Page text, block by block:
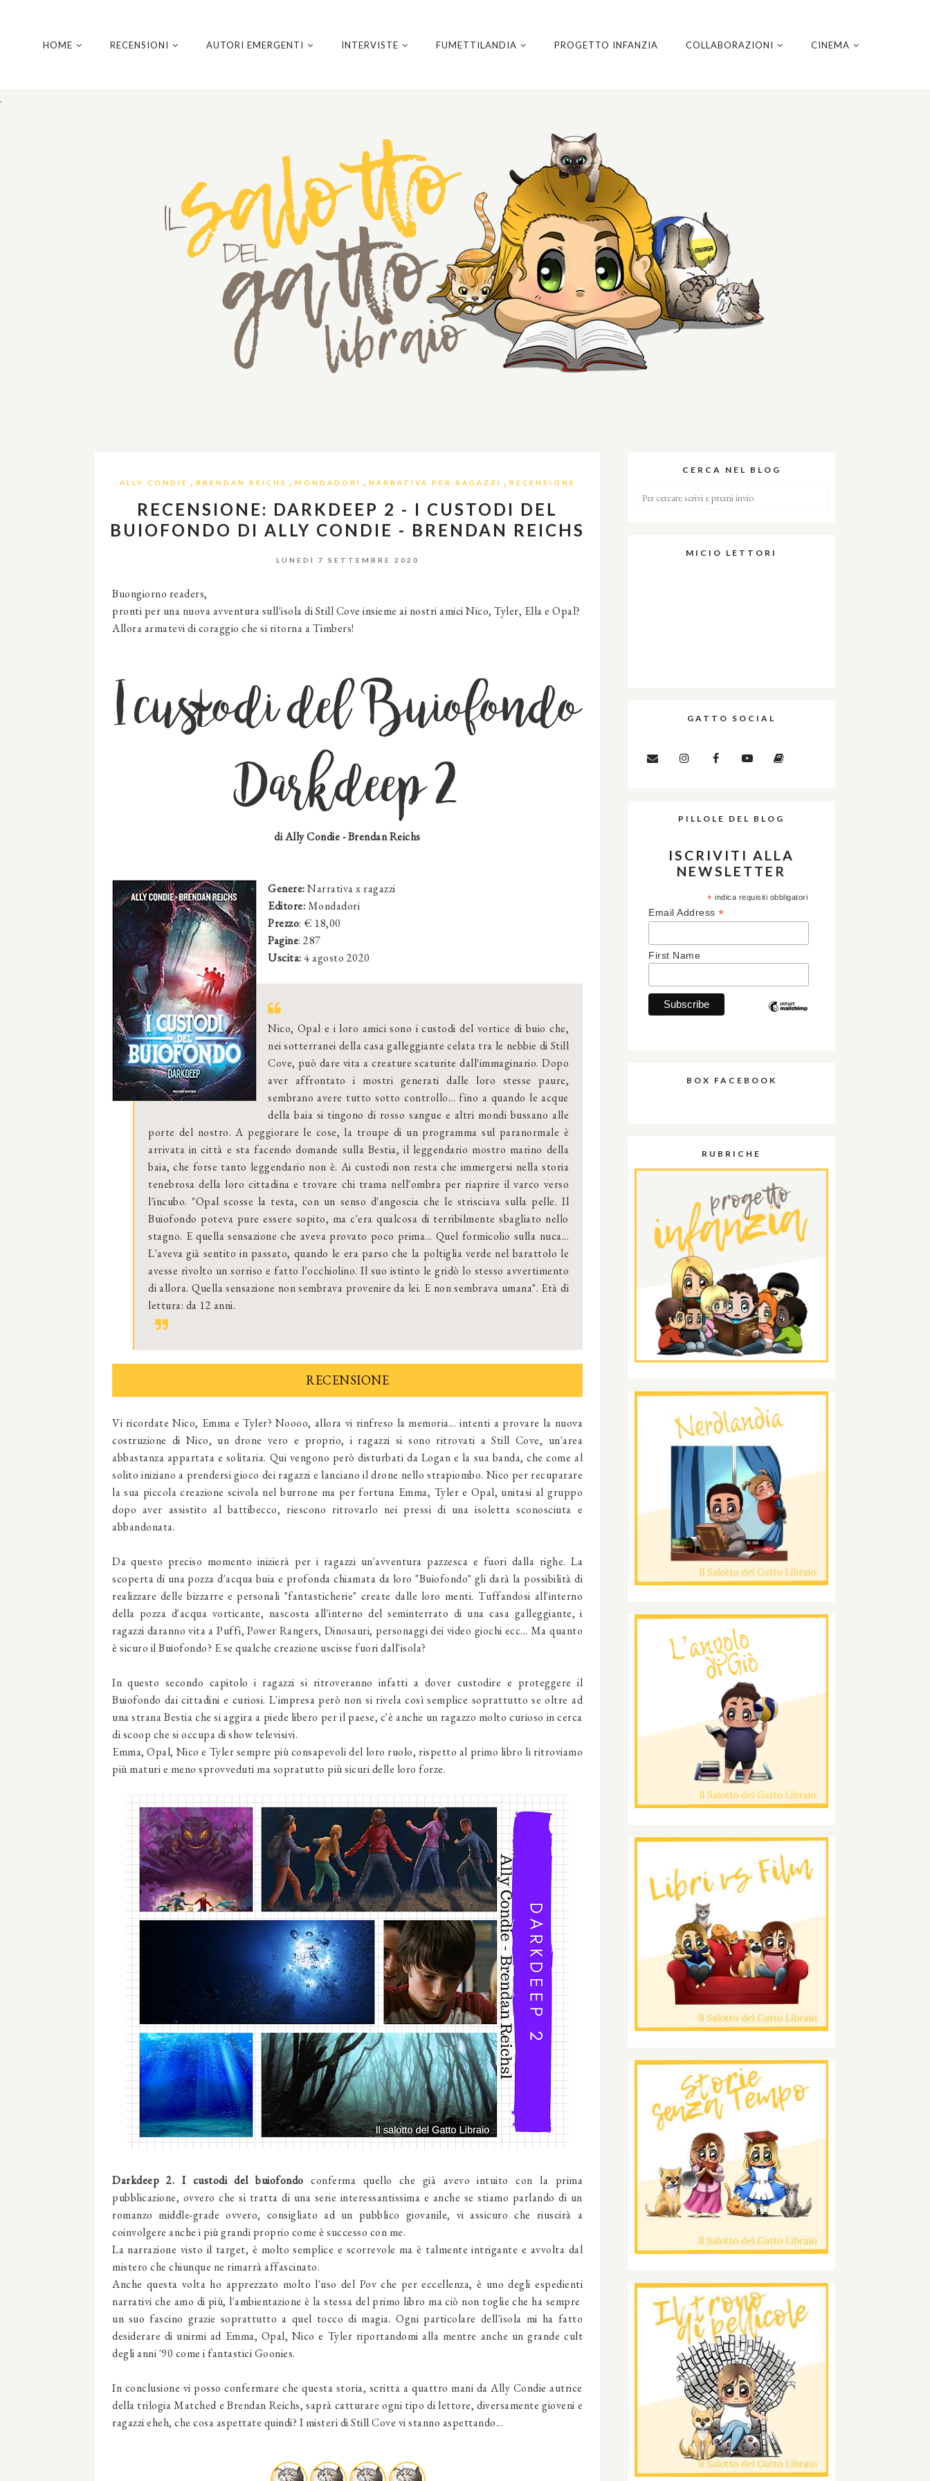
.
HOME RECENSIONI AUTORI EMERGENTI INTERVISTE FUMETTILANDIA PROGETTO INFANZIA COLLABORAZIONI CINEMA
ALLY CONDIE , BRENDAN REICHS , MONDADORI , NARRATIVA PER RAGAZZI , RECENSIONE
RECENSIONE: DARKDEEP 2 - I CUSTODI DEL
BUIOFONDO DI ALLY CONDIE - BRENDAN REICHS
LUNEDÌ 7 SETTEMBRE 2020
Buongiorno readers,
pronti per una nuova avventura sull'isola di Still Cove insieme ai nostri amici Nico, Tyler, Ella e Opal?
Allora armatevi di coraggio che si ritorna a Timbers!
I custodi del Buiofondo
Darkdeep 2
di Ally Condie - Brendan Reichs
Genere:Narrativa x ragazzi
Editore:Mondadori
Prezzo: € 18,00
Pagine: 287
Uscita:4 agosto 2020
Nico, Opal e i loro amici sono i custodi del vortice di buio che,
nei sotterranei della casa galleggiante celata tra le nebbie di Still
Cove, può dare vita a creature scaturite dall'immaginario. Dopo
aver affrontato i mostri generati dalle loro stesse paure,
sembrano avere tutto sotto controllo... fino a quando le acque
della baia si tingono di rosso sangue e altri mondi bussano alle
porte del nostro. A peggiorare le cose, la troupe di un programma sul paranormale è
arrivata in città e sta facendo domande sulla Bestia, il leggendario mostro marino della
baia, che forse tanto leggendario non è. Ai custodi non resta che immergersi nella storia
tenebrosa della loro cittadina e trovare chi trama nell'ombra per riaprire il varco verso
l'incubo. "Opal scosse la testa, con un senso d'angoscia che le strisciava sulla pelle. Il
Buiofondo poteva pure essere sopito, ma c'era qualcosa di terribilmente sbagliato nello
stagno. E quella sensazione che aveva provato poco prima... Quel formicolio sulla nuca...
L'aveva già sentito in passato, quando le era parso che la poltiglia verde nel barattolo le
avesse rivolto un sorriso e fatto l'occhiolino. Il suo istinto le gridò lo stesso avvertimento
di allora. Quella sensazione non sembrava provenire da lei. E non sembrava umana". Età di
lettura: da 12 anni.
RECENSIONE
Vi ricordate Nico, Emma e Tyler? Noooo, allora vi rinfreso la memoria... intenti a provare la nuova
costruzione di Nico, un drone vero e proprio, i ragazzi si sono ritrovati a Still Cove, un'area
abbastanza appartata e solitaria. Qui vengono però disturbati da Logan e la sua banda, che come al
solito iniziano a prendersi gioco dei ragazzi e lanciano il drone nello strapiombo. Nico per recuparare
la sua piccola creazione scivola nel burrone ma per fortuna Emma, Tyler e Opal, unitasi al gruppo
dopo aver assistito al battibecco, riescono ritrovarlo nei pressi di una isoletta sconosciuta e
abbandonata.
Da questo preciso momento inizierà per i ragazzi un'avventura pazzesca e fuori dalla righe. La
scoperta di una pozza d'acqua buia e profonda chiamata da loro "Buiofondo" gli darà la possibilità di
realizzare delle bizzarre e personali "fantasticherie" create dalle loro menti. Tuffandosi all'interno
della pozza d'acqua vorticante, nascosta all'interno del seminterrato di una casa galleggiante, i
ragazzi daranno vita a Puffi, Power Rangers, Dinosauri, personaggi dei video giochi ecc... Ma quanto
è sicuro il Buiofondo? E se qualche creazione uscisse fuori dall'isola?
In questo secondo capitolo i ragazzi si ritroveranno infatti a dover custodire e proteggere il
Buiofondo dai cittadini e curiosi. L'impresa però non si rivela così semplice soprattutto se oltre ad
una strana Bestia che si aggira a piede libero per il paese, c'è anche un ragazzo molto curioso in cerca
di scoop che si occupa di show televisivi.
Emma, Opal, Nico e Tyler sempre più consapevoli del loro ruolo, rispetto al primo libro li ritroviamo
più maturi e meno sprovveduti ma sopratutto più sicuri delle loro forze.
Darkdeep 2. I custodi del buiofondo conferma quello che già avevo intuito con la prima
pubblicazione, ovvero che si tratta di una serie interessantissima e anche se stiamo parlando di un
romanzo middle-grade ovvero, consigliato ad un pubblico giovanile, vi assicuro che riuscirà a
coinvolgere anche i più grandi proprio come è successo con me.
La narrazione visto il target, è molto semplice e scorrevole ma è talmente intrigante e avvolta dal
mistero che chiunque ne rimarrà affascinato.
Anche questa volta ho apprezzato molto l'uso del Pov che per eccellenza, è uno degli espedienti
narrativi che amo di più, l'ambientazione è la stessa del primo libro ma ciò non toglie che ha sempre
un suo fascino grazie soprattutto a quel tocco di magia. Ogni particolare dell'isola mi ha fatto
desiderare di unirmi ad Emma, Opal, Nico e Tyler riportandomi alla mentre anche un grande cult
degli anni '90 come i fantastici Goonies.
In conclusione vi posso confermare che questa storia, scritta a quattro mani da Ally Condie autrice
della trilogia Matched e Brendan Reichs, saprà catturare ogni tipo di lettore, diversamente gioveni e
ragazzi eheh, che cosa aspettate quindi? I misteri di Still Cove vi stanno aspettando...
CERCA NEL BLOG
MICIO LETTORI
GATTO SOCIAL
PILLOLE DEL BLOG
ISCRIVITI ALLA
NEWSLETTER
* indica requisiti obbligatori
Email Address *
First Name
BOX FACEBOOK
RUBRICHE